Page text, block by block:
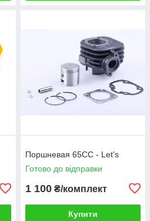
Поршневая 65СС - Let's
Готово до відправки
1 100 ₴/комплект
Купити